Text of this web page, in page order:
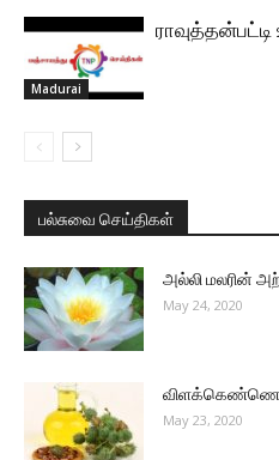
Madurai
பல்சுவை செய்திகள்
அல்லி மலரின்
May 24, 2020
May 23, 2020